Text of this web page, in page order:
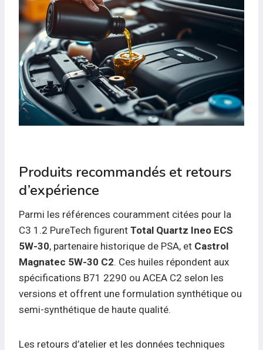
Produits recommandés et retours
d’expérience
Parmi les références couramment citées pour la
C3 1.2 PureTech figurent Total Quartz Ineo ECS
5W-30, partenaire historique de PSA, et Castrol
Magnatec 5W-30 C2. Ces huiles répondent aux
spécifications B71 2290 ou ACEA C2 selon les
versions et offrent une formulation synthétique ou
semi-synthétique de haute qualité.
Les retours d’atelier et les données techniques